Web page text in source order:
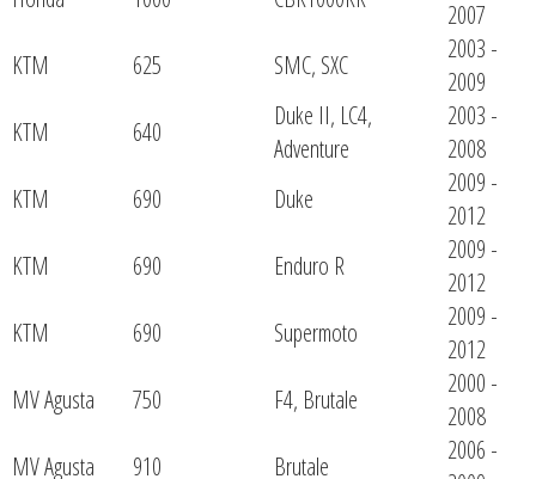
2007
KTM
625 SMC, SXC
2003 -
2009
KTM
640
Duke II, LC4,
Adventure
2003 -
2008
KTM
690 Duke
2009 -
2012
KTM
690 Enduro R
2009 -
2012
KTM
690 Supermoto
2009 -
2012
MV Agusta
750 F4, Brutale
2000 -
2008
MV Agusta
910 Brutale
2006 -